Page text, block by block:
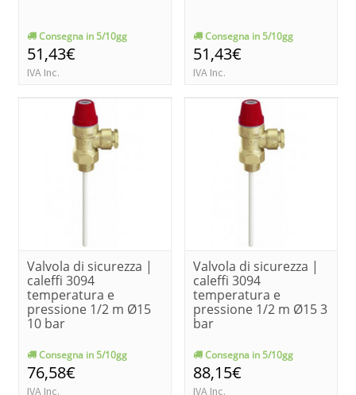
Consegna in 5/10gg
51,43€
IVA Inc.
Consegna in 5/10gg
51,43€
IVA Inc.
Valvola di sicurezza |
caleffi 3094
temperatura e
pressione 1/2 m Ø15
10 bar
Consegna in 5/10gg
76,58€
IVA Inc.
Valvola di sicurezza |
caleffi 3094
temperatura e
pressione 1/2 m Ø15 3
bar
Consegna in 5/10gg
88,15€
IVA Inc.